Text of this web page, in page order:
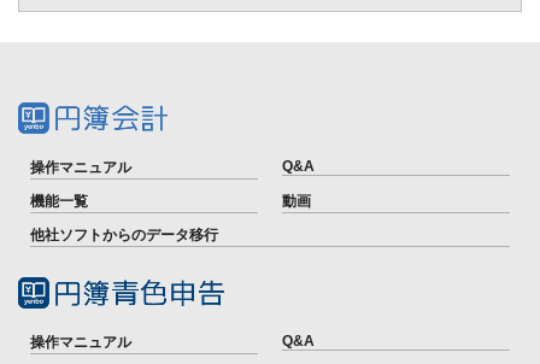
操作マニュアル Q&A
機能一覧
動画
他社ソフトからのデータ移行
操作マニュアル Q&A